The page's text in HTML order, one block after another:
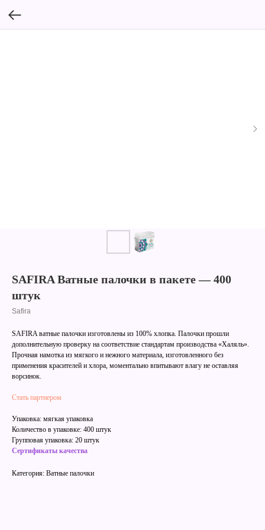
SAFIRA Ватные палочки в пакете — 400
штук
Safira
SAFIRA ватные палочки изготовлены из 100% хлопка. Палочки прошли
дополнительную проверку на соответствие стандартам производства «Халяль».
Прочная намотка из мягкого и нежного материала, изготовленного без
применения красителей и хлора, моментально впитывают влагу не оставляя
ворсинок.
Стать партнером
Упаковка: мягкая упаковка
Количество в упаковке: 400 штук
Групповая упаковка: 20 штук
Сертификаты качества
Категория: Ватные палочки